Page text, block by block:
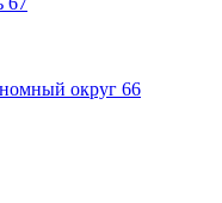
округ 66